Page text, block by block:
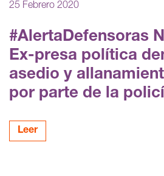
25 Febrero 2020
#AlertaDefensoras
Ex-presa política
asedio y
por parte de la
Leer